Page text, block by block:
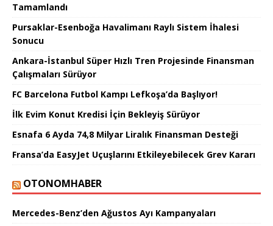
Tamamlandı
Pursaklar-Esenboğa Havalimanı Raylı Sistem İhalesi
Sonucu
Ankara-İstanbul Süper Hızlı Tren Projesinde Finansman
Çalışmaları Sürüyor
FC Barcelona Futbol Kampı Lefkoşa’da Başlıyor!
İlk Evim Konut Kredisi İçin Bekleyiş Sürüyor
Esnafa 6 Ayda 74,8 Milyar Liralık Finansman Desteği
Fransa’da EasyJet Uçuşlarını Etkileyebilecek Grev Kararı
OTONOMHABER
Mercedes-Benz’den Ağustos Ayı Kampanyaları